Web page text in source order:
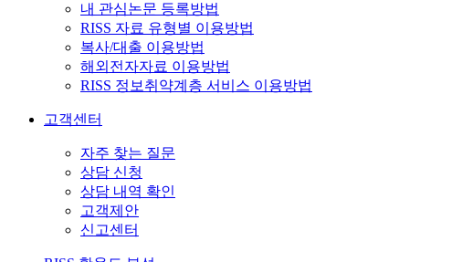
내 관심논문 등록방법
RISS 자료 유형별 이용방법
복사/대출 이용방법
해외전자자료 이용방법
RISS 정보취약계층 서비스 이용방법
고객센터
자주 찾는 질문
상담 신청
상담 내역 확인
고객제안
신고센터